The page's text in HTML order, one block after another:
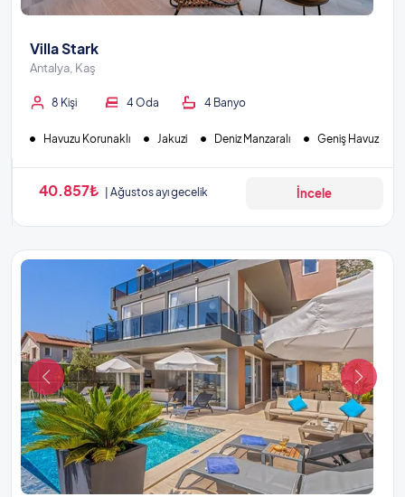
Villa Stark
Antalya, Kaş
8 Kişi 4 Oda 4 Banyo
Havuzu Korunaklı Jakuzi Deniz Manzaralı Geniş Havuz
40.857₺ Ağustos ayı gecelik İncele